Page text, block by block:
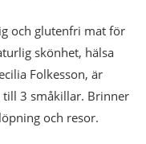
och glutenfri mat för
skönhet, hälsa
Folkesson, är
3 småkillar. Brinner
och resor.